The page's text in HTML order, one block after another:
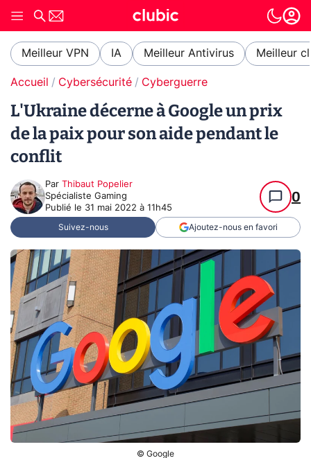
Meilleur VPN IA Meilleur Antivirus Meilleur
Accueil Cybersécurité Cyberguerre
L'Ukraine décerne à Google un prix
de la paix pour son aide pendant le
conflit
Par Thibaut Popelier
Spécialiste Gaming
Publié le 31 mai 2022 à 11h45
0
Suivez-nous Ajoutez-nous en favori
© Google